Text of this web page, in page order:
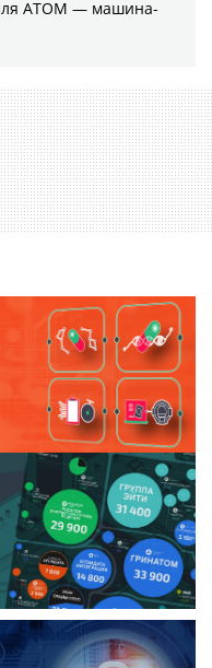
АТОМ — машина-